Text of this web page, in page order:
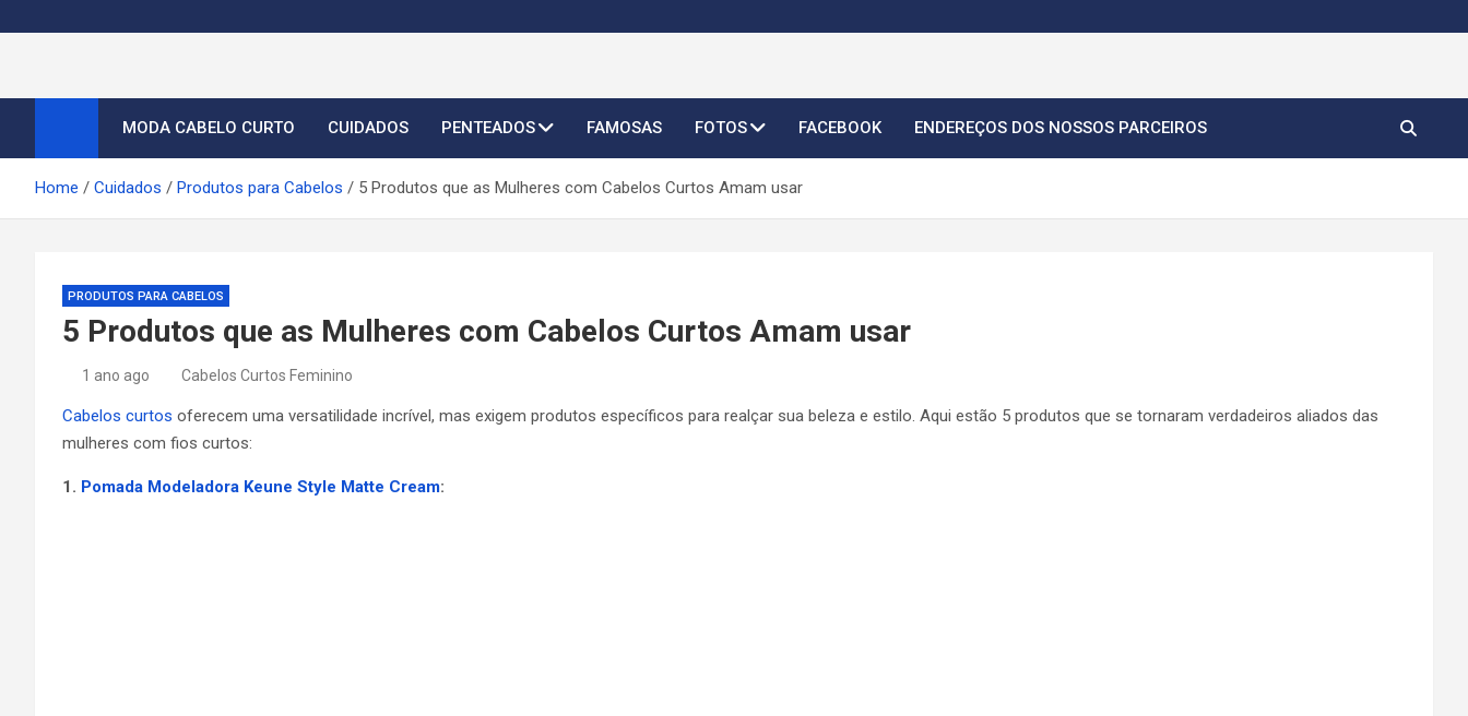
p
Cortes de Cabelo Curto Feminino 2026
MODA CABELO CURTO CUIDADOS PENTEADOS FAMOSAS FOTOS FACEBOOK ENDEREÇOS DOS NOSSOS PARCEIROS
Home Cuidados Produtos para Cabelos 5 Produtos que as Mulheres com Cabelos Curtos Amam usar
PRODUTOS PARA CABELOS
5 Produtos que as Mulheres com Cabelos Curtos Amam usar
1 ano ago Cabelos Curtos Feminino
Cabelos curtos oferecem uma versatilidade incrível, mas exigem produtos específicos para realçar sua beleza e estilo. Aqui estão 5 produtos que se tornaram verdadeiros aliados das
mulheres com fios curtos:
1. Pomada Modeladora Keune Style Matte Cream: